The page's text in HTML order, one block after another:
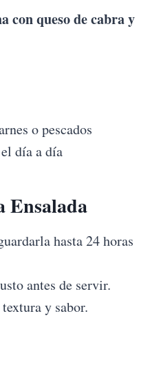
con queso de cabra y
o pescados
día a día
Ensalada
hasta 24 horas
antes de servir.
y sabor.